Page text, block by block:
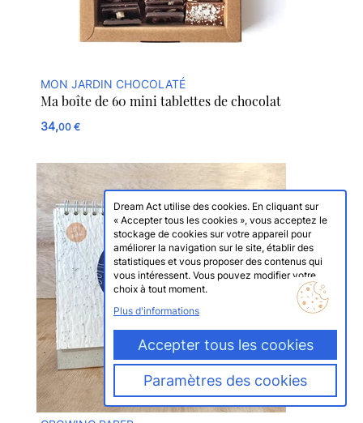
MON JARDIN CHOCOLATÉ
Ma boîte de 60 mini tablettes de chocolat
34,00 €
Dream Act utilise des cookies. En cliquant sur
« Accepter tous les cookies », vous acceptez le
stockage de cookies sur votre appareil pour
améliorer la navigation sur le site, établir des
statistiques et vous proposer des contenus qui
vous intéressent. Vous pouvez modifier votre
choix à tout moment.
Plus d'informations
Accepter tous les cookies
Paramètres des cookies